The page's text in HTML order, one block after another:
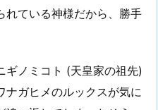
れている神様だから、勝手
ギノミコト (天皇家の祖先)
ナガヒメのルックスが気に